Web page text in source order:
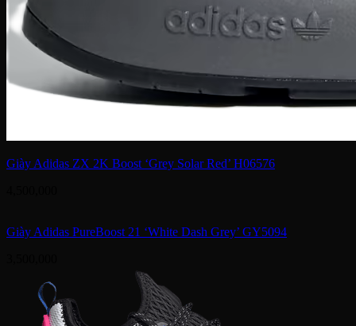
Giày Adidas ZX 2K Boost ‘Grey Solar Red’ H06576
Giày Adidas PureBoost 21 ‘White Dash Grey’ GY5094